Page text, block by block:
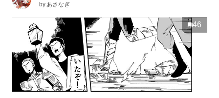
by あさなぎ
46